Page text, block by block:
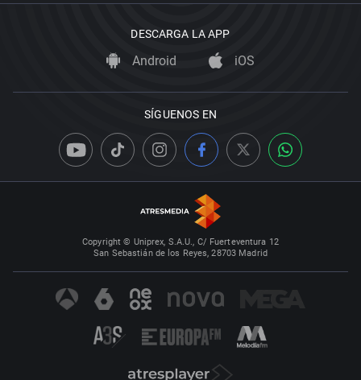
DESCARGA LA APP
Android iOS
SÍGUENOS EN
Copyright © Uniprex, S.A.U., C/ Fuerteventura 12
San Sebastián de los Reyes, 28703 Madrid